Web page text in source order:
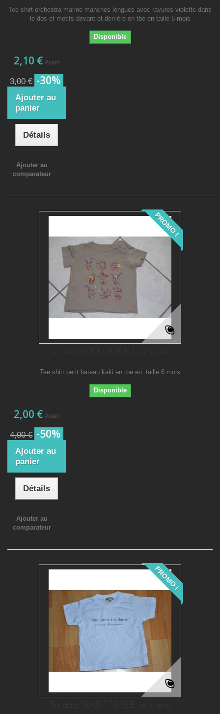
Tee shirt orchestra marine manches longues avec rayures violette dans
le dos et motifs devant et derriére en tbe en taille 6 mois
Disponible
2,10 € Avant
3,00 € -30%
Ajouter au
panier
Détails
Ajouter au
comparateur
PROMO !
Tee shirt petit bateau kaki en tbe en taille 6 mois
Disponible
2,00 € Avant
4,00 € -50%
Ajouter au
panier
Détails
Ajouter au
comparateur
PROMO !